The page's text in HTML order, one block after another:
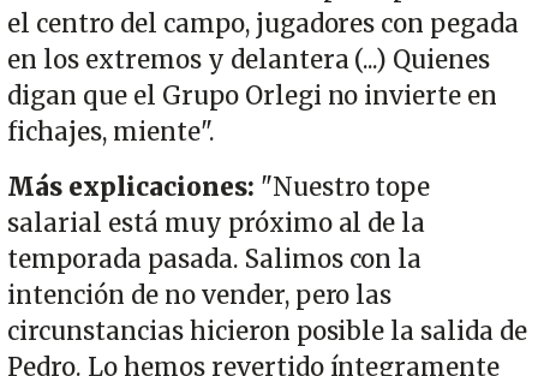
el centro del campo, jugadores con pegada
en los extremos y delantera (...) Quienes
digan que el Grupo Orlegi no invierte en
fichajes, miente".
Más explicaciones: "Nuestro tope
salarial está muy próximo al de la
temporada pasada. Salimos con la
intención de no vender, pero las
circunstancias hicieron posible la salida de
Pedro. Lo hemos revertido íntegramente